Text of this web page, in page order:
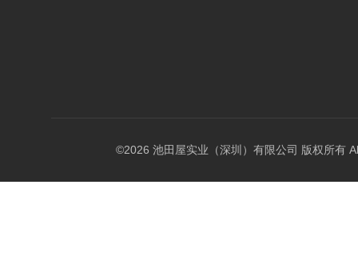
©2026 池田屋实业（深圳）有限公司 版权所有